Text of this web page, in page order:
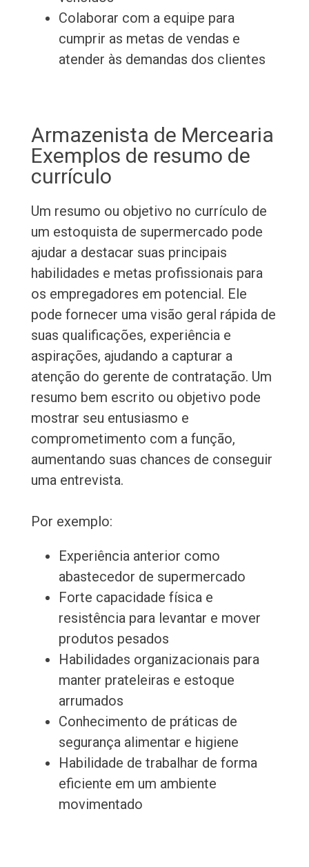
Colaborar com a equipe para
cumprir as metas de vendas e
atender às demandas dos clientes
Armazenista de Mercearia
Exemplos de resumo de
currículo
Um resumo ou objetivo no currículo de
um estoquista de supermercado pode
ajudar a destacar suas principais
habilidades e metas profissionais para
os empregadores em potencial. Ele
pode fornecer uma visão geral rápida de
suas qualificações, experiência e
aspirações, ajudando a capturar a
atenção do gerente de contratação. Um
resumo bem escrito ou objetivo pode
mostrar seu entusiasmo e
comprometimento com a função,
aumentando suas chances de conseguir
uma entrevista.
Por exemplo:
Experiência anterior como
abastecedor de supermercado
Forte capacidade física e
resistência para levantar e mover
produtos pesados
Habilidades organizacionais para
manter prateleiras e estoque
arrumados
Conhecimento de práticas de
segurança alimentar e higiene
Habilidade de trabalhar de forma
eficiente em um ambiente
movimentado